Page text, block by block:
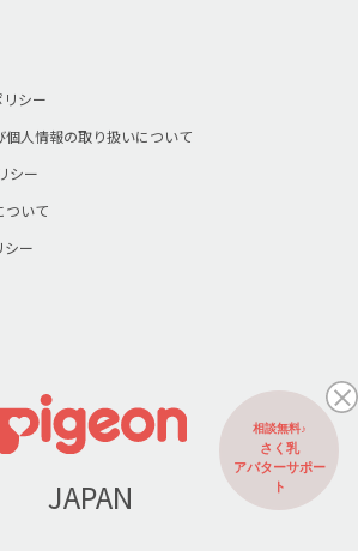
シー
人情報の取り扱いについて
シー
ついて
シー
JAPAN
相談無料♪
さく乳
アバターサポー
ト